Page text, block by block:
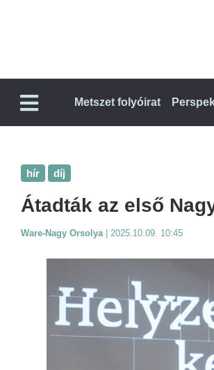
Metszet folyóirat
hír díj
Átadták az első
Ware-Nagy Orsolya 2025.10.09. 10:45